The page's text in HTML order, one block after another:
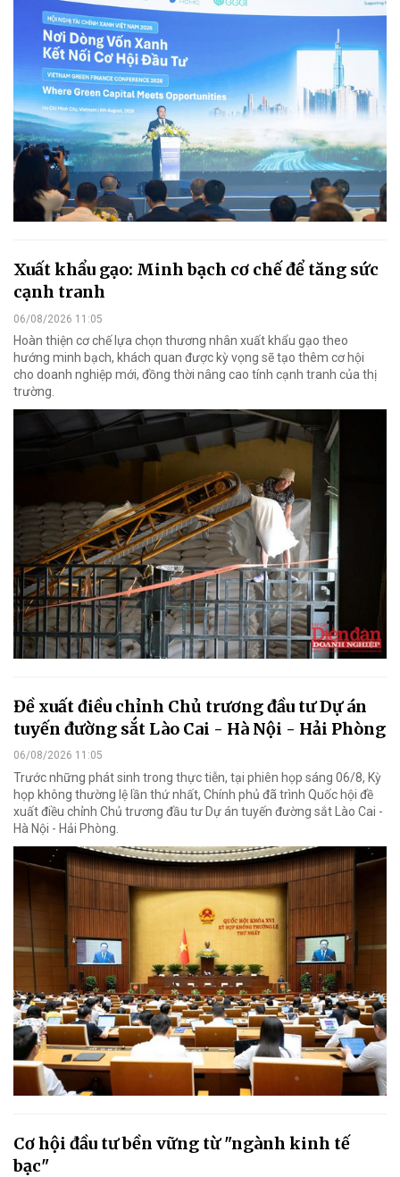
Xuất khẩu gạo: Minh bạch cơ chế để tăng sức
cạnh tranh
06/08/2026 11:05
Hoàn thiện cơ chế lựa chọn thương nhân xuất khẩu gạo theo
hướng minh bạch, khách quan được kỳ vọng sẽ tạo thêm cơ hội
cho doanh nghiệp mới, đồng thời nâng cao tính cạnh tranh của thị
trường.
Đề xuất điều chỉnh Chủ trương đầu tư Dự án
tuyến đường sắt Lào Cai - Hà Nội - Hải Phòng
06/08/2026 11:05
Trước những phát sinh trong thực tiễn, tại phiên họp sáng 06/8, Kỳ
họp không thường lệ lần thứ nhất, Chính phủ đã trình Quốc hội đề
xuất điều chỉnh Chủ trương đầu tư Dự án tuyến đường sắt Lào Cai -
Hà Nội - Hải Phòng.
Cơ hội đầu tư bền vững từ "ngành kinh tế
bạc"